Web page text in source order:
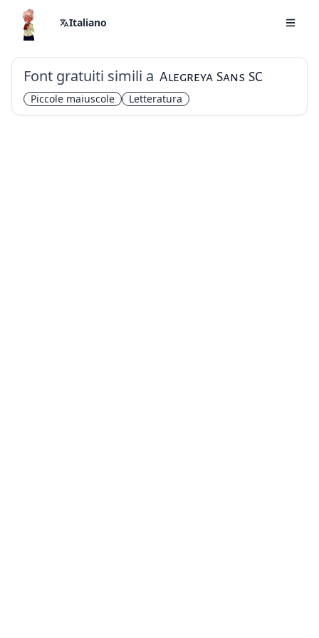
Italiano
Font gratuiti simili a Alegreya Sans SC
Piccole maiuscole Letteratura